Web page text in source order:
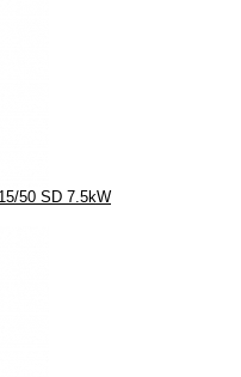
50 SD 7.5kW